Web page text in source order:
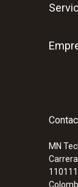
MN
110111